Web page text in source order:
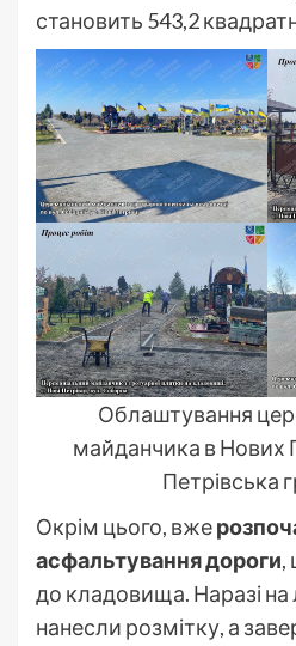
становить 543,2
Облаштування
майданчика в Нових
Петрівська
Окрім цього, вже
асфальтування дороги,
до кладовища. Наразі на
нанесли розмітку, а